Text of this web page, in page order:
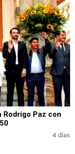
Paz con
4 días